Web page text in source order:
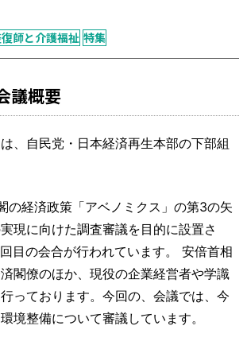
お問い合わせ
師と介護福祉 特集
議概要
、自民党・日本経済再生本部の下部組
の経済政策「アベノミクス」の第3の矢
現に向けた調査審議を目的に設置さ
目の会合が行われています。 安倍首相
閣僚のほか、現役の企業経営者や学識
っております。今回の、会議では、今
境整備について審議しています。